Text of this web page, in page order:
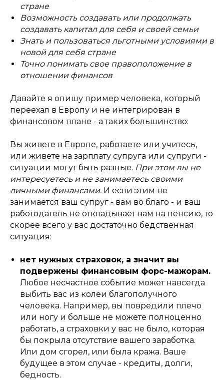
стране
Возможность создавать или продолжать
создавать капитал для себя и своей семьи
Знать и пользоваться льготными условиями в
новой для себя стране
Точно понимать свое правоположение в
отношении финансов
Давайте я опишу пример человека, который
переехал в Европу и не интегрирован в
финансовом плане - а таких большинство:
Вы живете в Европе, работаете или учитесь,
или живете на зарплату супруга или супруги -
ситуации могут быть разные. При этом вы не
интересуетесь и не занимаетесь своими
личными финансами. И если этим не
занимается ваш супруг - вам во благо - и ваш
работодатель не откладывает вам на пенсию, то
скорее всего у вас достаточно бедственная
ситуация:
нет нужных страховок, а значит вы
подвержены финансовым форс-мажорам.
Любое несчастное событие может навсегда
выбить вас из колеи благополучного
человека. Например, вы повредили плечо
или ногу и больше не можете полноценно
работать, а страховки у вас не было, которая
бы покрыла отсутствие вашего заработка.
Или дом сгорел, или была кража. Ваше
будущее в этом случае - кредиты, долги,
бедность.